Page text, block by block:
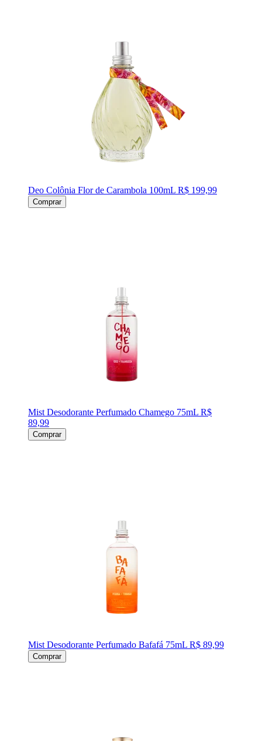
Deo Colônia Flor de Carambola 100mL R$ 199,99
Comprar
Mist Desodorante Perfumado Chamego 75mL R$
89,99
Comprar
Mist Desodorante Perfumado Bafafá 75mL R$ 89,99
Comprar